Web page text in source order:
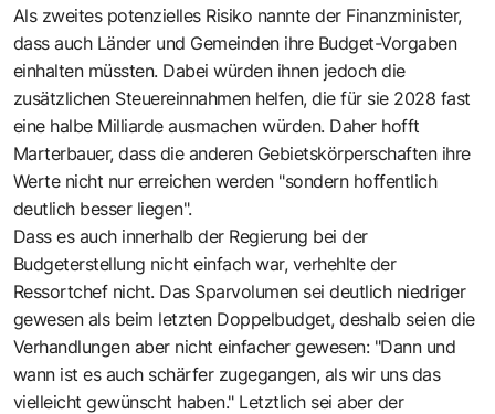
Als zweites potenzielles Risiko nannte der Finanzminister,
dass auch Länder und Gemeinden ihre Budget-Vorgaben
einhalten müssten. Dabei würden ihnen jedoch die
zusätzlichen Steuereinnahmen helfen, die für sie 2028 fast
eine halbe Milliarde ausmachen würden. Daher hofft
Marterbauer, dass die anderen Gebietskörperschaften ihre
Werte nicht nur erreichen werden "sondern hoffentlich
deutlich besser liegen".
Dass es auch innerhalb der Regierung bei der
Budgeterstellung nicht einfach war, verhehlte der
Ressortchef nicht. Das Sparvolumen sei deutlich niedriger
gewesen als beim letzten Doppelbudget, deshalb seien die
Verhandlungen aber nicht einfacher gewesen: "Dann und
wann ist es auch schärfer zugegangen, als wir uns das
vielleicht gewünscht haben." Letztlich sei aber der